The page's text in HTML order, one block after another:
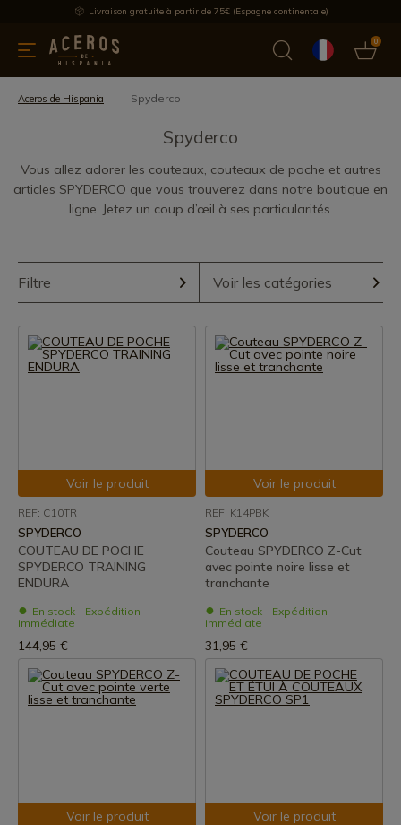
Livraison gratuite à partir de 75€ (Espagne continentale)
0
de cuisine Offre Dernières nouvelles Meilleures ventes
Aceros de Hispania Spyderco
Spyderco
Vous allez adorer les couteaux, couteaux de poche et autres
articles SPYDERCO que vous trouverez dans notre boutique en
ligne. Jetez un coup d’œil à ses particularités.
Filtre Voir les catégories
Voir le produit
REF: C10TR
SPYDERCO
COUTEAU DE POCHE
SPYDERCO TRAINING
ENDURA
En stock - Expédition
immédiate
144,95 €
Voir le produit
REF: K14PBK
SPYDERCO
Couteau SPYDERCO Z-Cut
avec pointe noire lisse et
tranchante
En stock - Expédition
immédiate
31,95 €
Voir le produit Voir le produit